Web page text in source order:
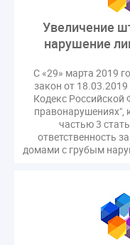
Увеличение
нарушение
С «29» марта 2019
закон от
Кодекс
правонарушениях",
частью 3
ответственность
домами с грубым